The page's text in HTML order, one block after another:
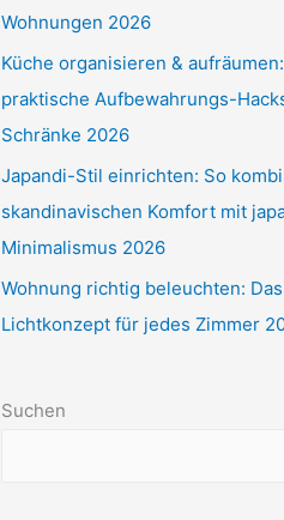
Wohnungen 2026
Küche organisieren &
praktische Aufbewahrungs-
Schränke 2026
Japandi-Stil einrichten: So
skandinavischen Komfort mit
Minimalismus 2026
Wohnung richtig beleuchten:
Lichtkonzept für jedes Zimmer
Suchen